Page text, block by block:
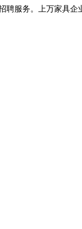
聘服务。上万家具